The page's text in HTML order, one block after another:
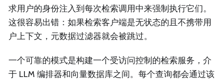
求用户的身份注入到每次检索调用中来强制执行它们。
这很容易出错：如果检索客户端是无状态的且不携带用
户上下文，元数据过滤器就会被跳过。
一个可靠的模式是构建一个受访问控制的检索服务，介
于 LLM 编排器和向量数据库之间。每个查询都会通过该